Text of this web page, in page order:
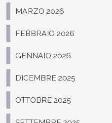
MARZO 2026
FEBBRAIO 2026
GENNAIO 2026
DICEMBRE 2025
OTTOBRE 2025